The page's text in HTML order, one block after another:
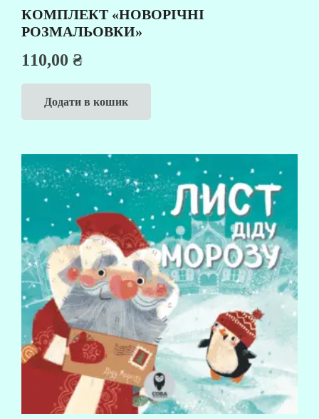
КОМПЛЕКТ «НОВОРІЧНІ
РОЗМАЛЬОВКИ»
110,00 ₴
Додати в кошик